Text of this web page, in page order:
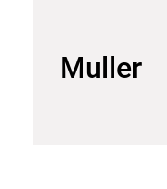
Muller